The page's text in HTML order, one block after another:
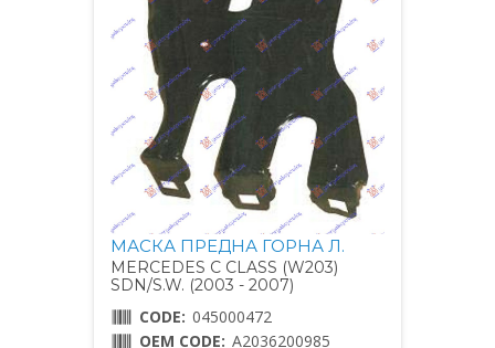
МАСКА ПРЕДНА ГОРНА Л.
MERCEDES C CLASS (W203)
SDN/S.W. (2003 - 2007)
CODE: 045000472
OEM CODE: A2036200985